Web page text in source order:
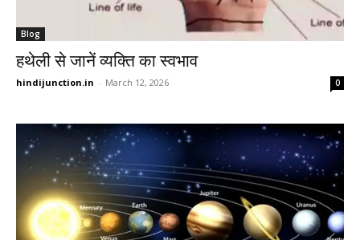
Blog
हथेली से जानें व्यक्ति का स्वभाव
hindijunction.in - March 12, 2026 0